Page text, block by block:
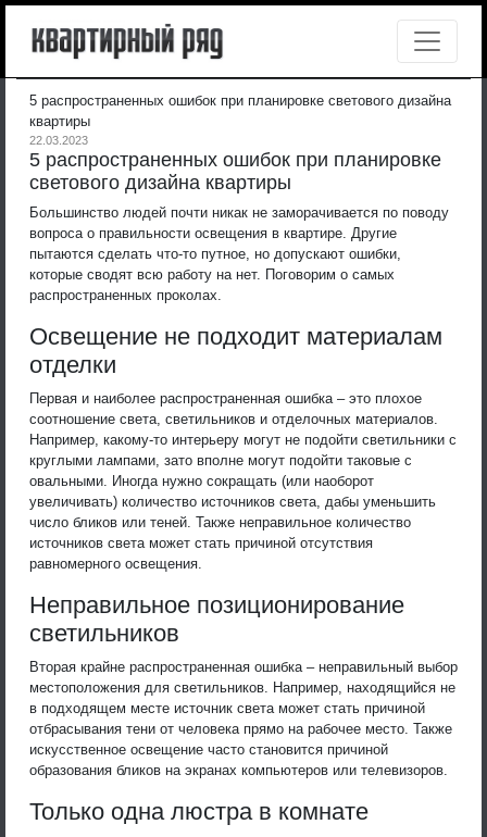
5 распространенных ошибок при планировке светового дизайна
квартиры
22.03.2023
5 распространенных ошибок при планировке
светового дизайна квартиры
Большинство людей почти никак не заморачивается по поводу
вопроса о правильности освещения в квартире. Другие
пытаются сделать что-то путное, но допускают ошибки,
которые сводят всю работу на нет. Поговорим о самых
распространенных проколах.
Освещение не подходит материалам
отделки
Первая и наиболее распространенная ошибка – это плохое
соотношение света, светильников и отделочных материалов.
Например, какому-то интерьеру могут не подойти светильники с
круглыми лампами, зато вполне могут подойти таковые с
овальными. Иногда нужно сокращать (или наоборот
увеличивать) количество источников света, дабы уменьшить
число бликов или теней. Также неправильное количество
источников света может стать причиной отсутствия
равномерного освещения.
Неправильное позиционирование
светильников
Вторая крайне распространенная ошибка – неправильный выбор
местоположения для светильников. Например, находящийся не
в подходящем месте источник света может стать причиной
отбрасывания тени от человека прямо на рабочее место. Также
искусственное освещение часто становится причиной
образования бликов на экранах компьютеров или телевизоров.
Только одна люстра в комнате